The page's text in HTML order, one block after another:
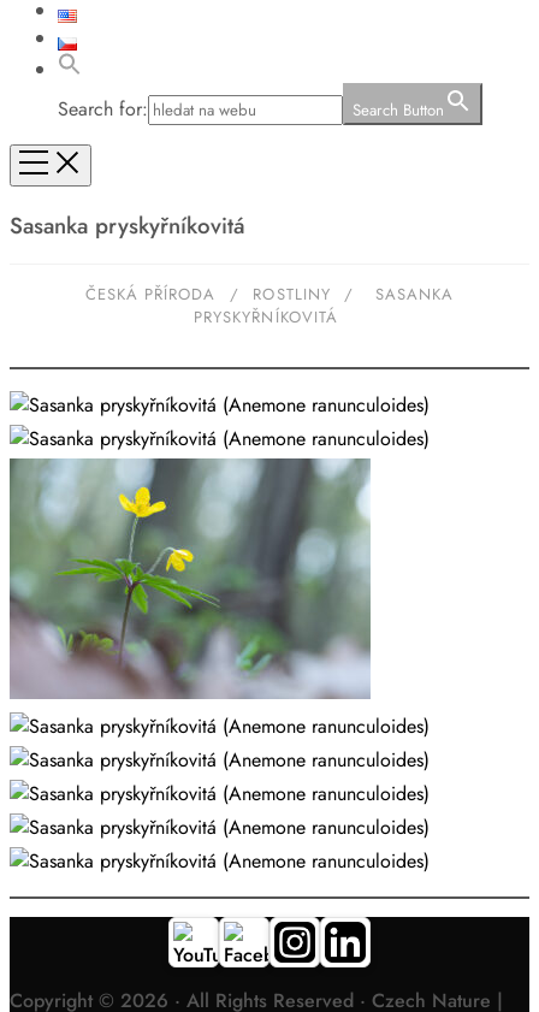
Search for: Search Button
Sasanka pryskyřníkovitá
ČESKÁ PŘÍRODA / ROSTLINY /
SASANKA
PRYSKYŘNÍKOVITÁ
Copyright © 2026 · All Rights Reserved · Czech Nature |